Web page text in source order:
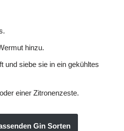
hinzu.
und siebe sie in ein gekühltes
einer Zitronenzeste.
Gin Sorten